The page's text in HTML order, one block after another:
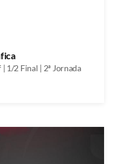
1/2 Final | 2ª Jornada